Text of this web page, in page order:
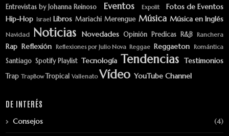
Entrevistas by Johanna Reinoso Eventos Expolit
Fotos de Eventos
Hip-Hop Israel Libros Mariachi Merengue Música Música en Inglés
Navidad Noticias Novedades Opinión Predicas R&B Ranchera
Rap Reflexión Reflexiones por Julio Nova Reggae Reggaeton Romántica
Santiago Spotify Playlist Tecnología Tendencias Testimonios
Trap TrapBow Tropical Vallenato Vídeo YouTube Channel
DE INTERÉS
Consejos (4)